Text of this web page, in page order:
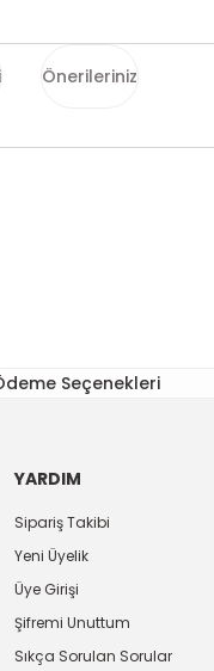
Önerileriniz
Seçenekleri
YARDIM
Sipariş Takibi
Yeni Üyelik
Üye Girişi
Şifremi Unuttum
Sıkça Sorulan Sorular